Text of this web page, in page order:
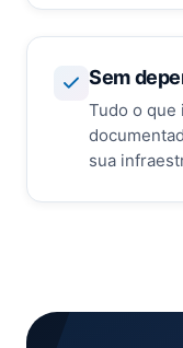
Sem
Tudo o que
sua